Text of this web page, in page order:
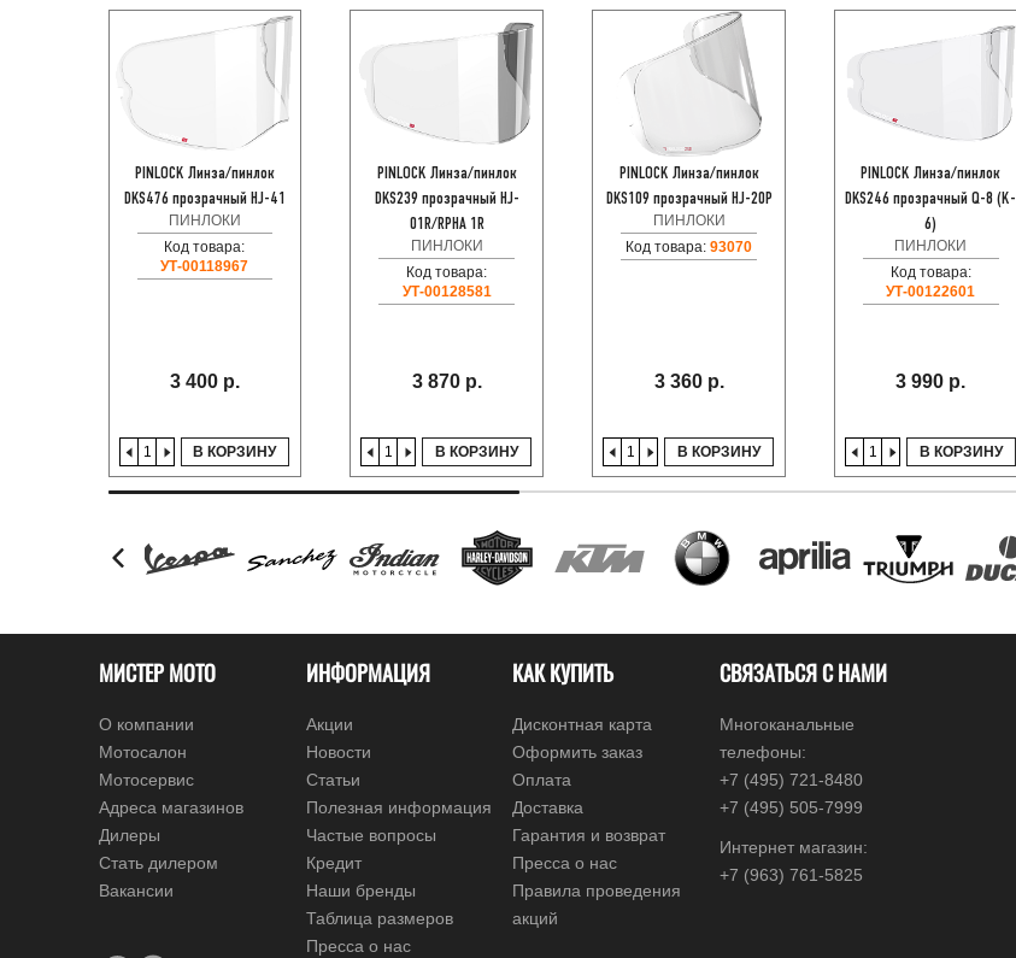
PINLOCK Линза/пинлок
DKS476 прозрачный HJ-41
ПИНЛОКИ
Код товара:
УТ-00118967
3 400 р.
В КОРЗИНУ
PINLOCK Линза/пинлок
DKS239 прозрачный HJ-
01R/RPHA 1R
ПИНЛОКИ
Код товара:
УТ-00128581
3 870 р.
В КОРЗИНУ
PINLOCK Линза/пинлок
DKS109 прозрачный HJ-20P
ПИНЛОКИ
Код товара:93070
3 360 р.
В КОРЗИНУ
PINLOCK Линза/пинлок
DKS246 прозрачный Q-8 (K-
6)
ПИНЛОКИ
Код товара:
УТ-00122601
3 990 р.
В КОРЗИНУ
МИСТЕР МОТО
О компании
Мотосалон
Мотосервис
Адреса магазинов
Дилеры
Стать дилером
Вакансии
ИНФОРМАЦИЯ
Акции
Новости
Статьи
Полезная информация
Частые вопросы
Кредит
Наши бренды
Таблица размеров
Пресса о нас
КАК КУПИТЬ
Дисконтная карта
Оформить заказ
Оплата
Доставка
Гарантия и возврат
Пресса о нас
Правила проведения
акций
СВЯЗАТЬСЯ С НАМИ
Многоканальные
телефоны:
+7 (495) 721-8480
+7 (495) 505-7999
Интернет магазин:
+7 (963) 761-5825